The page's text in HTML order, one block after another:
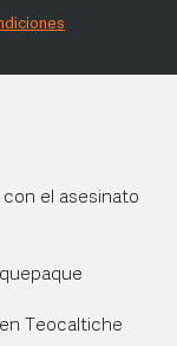
con el asesinato
Teocaltiche